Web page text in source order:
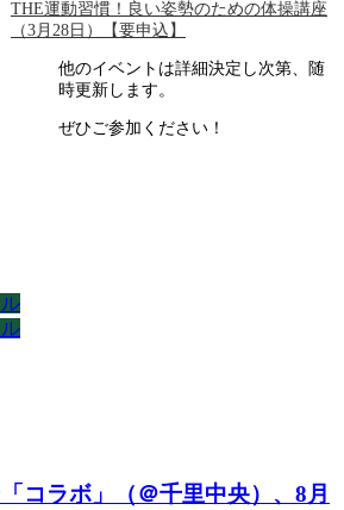
THE運動習慣！良い姿勢のための体操講座
（3月28日）【要申込】
他のイベントは詳細決定し次第、随
時更新します。
ぜひご参加ください！
コラボ」（＠千里中央）、8月